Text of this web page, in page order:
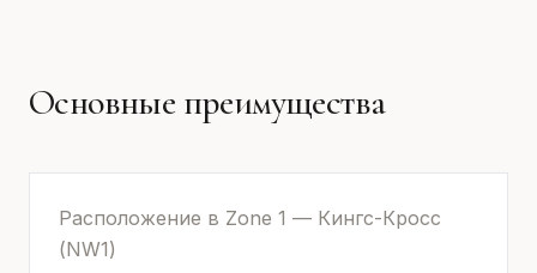
Основные преимущества
Расположение в Zone 1 — Кингс-Кросс
(NW1)